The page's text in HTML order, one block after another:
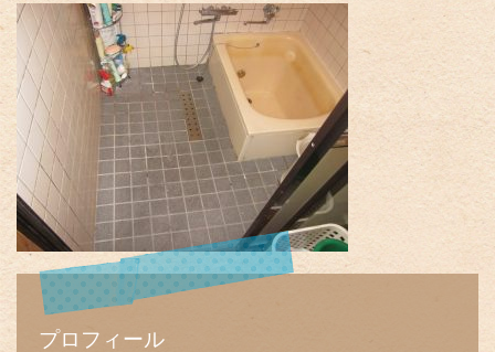
プロフィール